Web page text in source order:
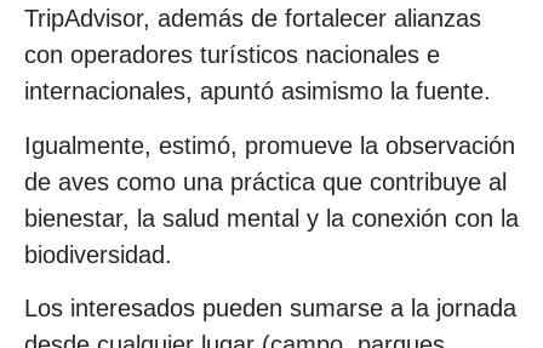
TripAdvisor, además de fortalecer alianzas
con operadores turísticos nacionales e
internacionales, apuntó asimismo la fuente.
Igualmente, estimó, promueve la observación
de aves como una práctica que contribuye al
bienestar, la salud mental y la conexión con la
biodiversidad.
Los interesados pueden sumarse a la jornada